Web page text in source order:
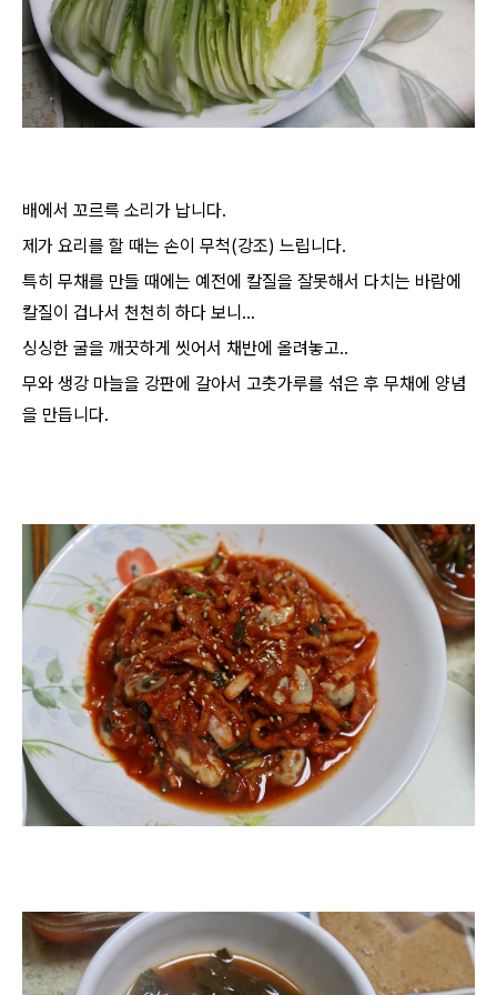
배에서 꼬르륵 소리가 납니다.
제가 요리를 할 때는 손이 무척(강조) 느립니다.
특히 무채를 만들 때에는 예전에 칼질을 잘못해서 다치는 바람에
칼질이 겁나서 천천히 하다 보니...
싱싱한 굴을 깨끗하게 씻어서 채반에 올려놓고..
무와 생강 마늘을 강판에 갈아서 고춧가루를 섞은 후 무채에 양념
을 만듭니다.